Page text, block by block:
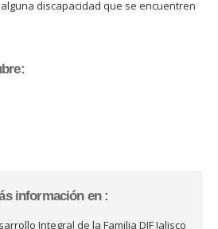
discapacidad que se encuentren
información en :
Integral de la Familia DIF Jalisco